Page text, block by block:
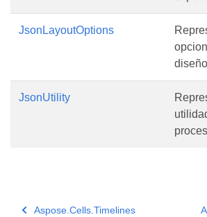
JsonLayoutOptions
JsonUtility
Aspose.Cells.Timelines